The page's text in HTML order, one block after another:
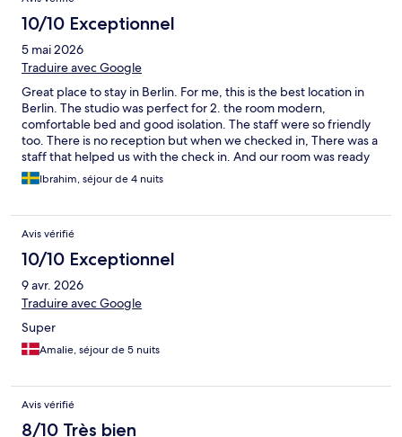
10/10 Exceptionnel
5 mai 2026
Traduire avec Google
Great place to stay in Berlin. For me, this is the best location in
Berlin. The studio was perfect for 2. the room modern,
comfortable bed and good isolation. The staff were so friendly
too. There is no reception but when we checked in, There was a
staff that helped us with the check in. And our room was ready
before 15:00. I would def stay there again.
Ibrahim, séjour de 4 nuits
Avis vérifié
10/10 Exceptionnel
9 avr. 2026
Traduire avec Google
Super
Amalie, séjour de 5 nuits
Avis vérifié
8/10 Très bien